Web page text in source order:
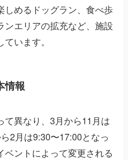
しめるドッグラン、食べ歩
ンエリアの拡充など、施設
います。
情報
て異なり、3月から11月は
2月は9:30〜17:00となっ
ベントによって変更される